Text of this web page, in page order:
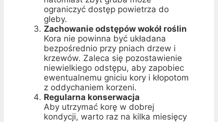
ograniczyć dostęp powietrza do
gleby.
Zachowanie odstępów wokół roślin
Kora nie powinna być układana
bezpośrednio przy pniach drzew i
krzewów. Zaleca się pozostawienie
niewielkiego odstępu, aby zapobiec
ewentualnemu gniciu kory i kłopotom
z oddychaniem korzeni.
Regularna konserwacja
Aby utrzymać korę w dobrej
kondycji, warto raz na kilka miesięcy